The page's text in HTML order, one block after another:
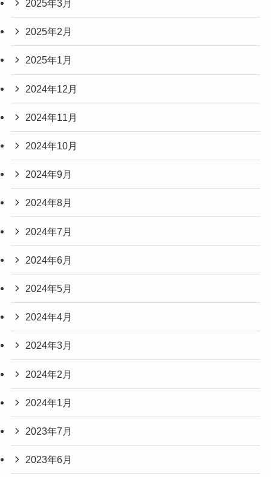
2025年3月
2025年2月
2025年1月
2024年12月
2024年11月
2024年10月
2024年9月
2024年8月
2024年7月
2024年6月
2024年5月
2024年4月
2024年3月
2024年2月
2024年1月
2023年7月
2023年6月